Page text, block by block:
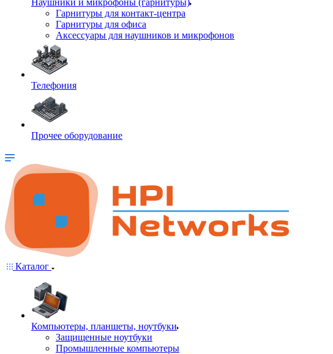
Наушники и микрофоны (гарнитуры)
Гарнитуры для контакт-центра
Гарнитуры для офиса
Аксессуары для наушников и микрофонов
Телефония
Прочее оборудование
Каталог
Компьютеры, планшеты, ноутбуки
Защищенные ноутбуки
Промышленные компьютеры